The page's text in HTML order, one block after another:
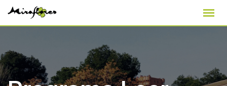
Skip